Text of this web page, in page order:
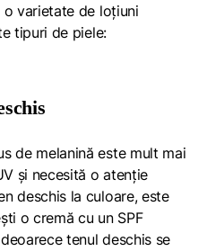
varietate de loțiuni
tipuri de piele:
de melanină este mult mai
și necesită o atenție
deschis la culoare, este
o cremă cu un SPF
tenul deschis se